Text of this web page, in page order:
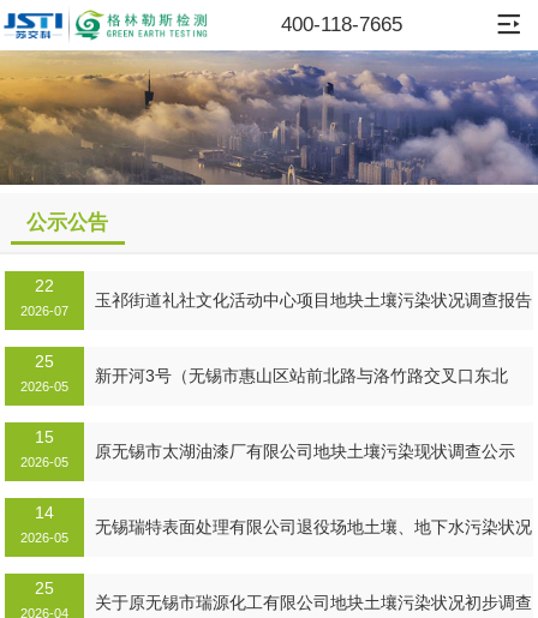
400-118-7665
公示公告
22
2026-07
玉祁街道礼社文化活动中心项目地块土壤污染状况调查报告
25
2026-05
新开河3号（无锡市惠山区站前北路与洛竹路交叉口东北
15
2026-05
原无锡市太湖油漆厂有限公司地块土壤污染现状调查公示
14
2026-05
无锡瑞特表面处理有限公司退役场地土壤、地下水污染状况
25
2026-04
关于原无锡市瑞源化工有限公司地块土壤污染状况初步调查